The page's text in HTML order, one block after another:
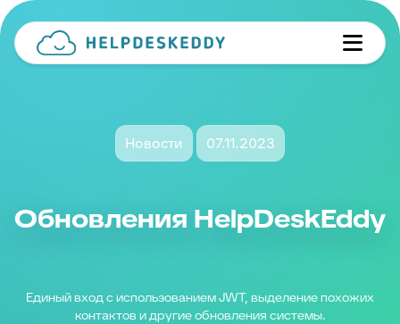
Новости 07.11.2023
Обновления HelpDeskEddy
Единый вход с использованием JWT, выделение похожих
контактов и другие обновления системы.